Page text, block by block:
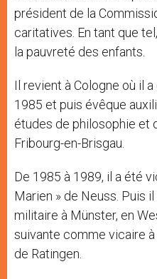
président de la
caritatives. En tant que
la pauvreté des enfants.
Il revient à Cologne où il
1985 et puis évêque
études de philosophie et
Fribourg-en-Brisgau.
De 1985 à 1989, il a été
Marien » de Neuss. Puis
militaire à Münster, en
suivante comme vicaire à
de Ratingen.